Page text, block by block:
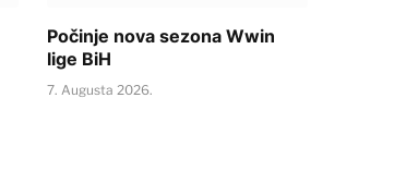
Počinje nova sezona Wwin
lige BiH
7. Augusta 2026.